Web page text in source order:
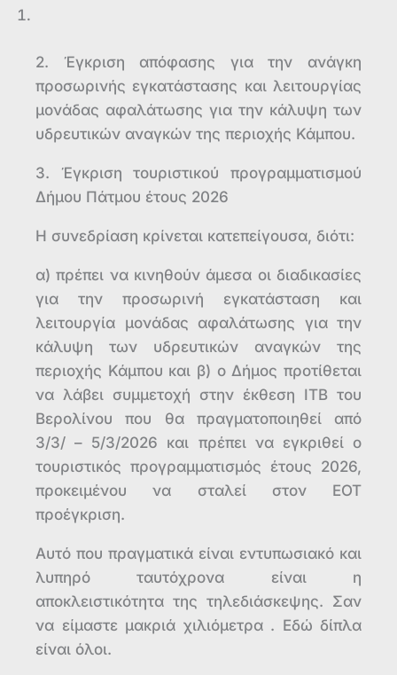
2. Έγκριση απόφασης για την ανάγκη
προσωρινής εγκατάστασης και λειτουργίας
μονάδας αφαλάτωσης για την κάλυψη των
υδρευτικών αναγκών της περιοχής Κάμπου.
3. Έγκριση τουριστικού προγραμματισμού
Δήμου Πάτμου έτους 2026
Η συνεδρίαση κρίνεται κατεπείγουσα, διότι:
α) πρέπει να κινηθούν άμεσα οι διαδικασίες
για την προσωρινή εγκατάσταση και
λειτουργία μονάδας αφαλάτωσης για την
κάλυψη των υδρευτικών αναγκών της
περιοχής Κάμπου και β) ο Δήμος προτίθεται
να λάβει συμμετοχή στην έκθεση ΙΤΒ του
Βερολίνου που θα πραγματοποιηθεί από
3/3/ – 5/3/2026 και πρέπει να εγκριθεί ο
τουριστικός προγραμματισμός έτους 2026,
προκειμένου να σταλεί στον ΕΟΤ
προέγκριση.
Αυτό που πραγματικά είναι εντυπωσιακό και
λυπηρό ταυτόχρονα είναι η
αποκλειστικότητα της τηλεδιάσκεψης. Σαν
να είμαστε μακριά χιλιόμετρα . Εδώ δίπλα
είναι όλοι.